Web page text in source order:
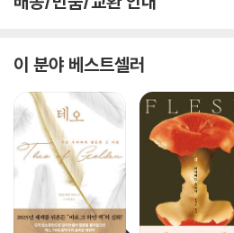
는 대화로도, 내적 독백으로도, 전지적 시
는 조금 어려울 수 있지만, 읽는 사람이 누
남긴다.
더욱이 포스트 인상주의와 프로이트 심리
전이라는 거대한 사건으로 인해 인간을 바
는 시대를 살았던 울프는, 인간의 복잡성
했다. 주인공 클래리사만 봐도, 겉보기에는
부인이지만 친구들은 그녀를 “뼛속까지 속
자”라고 한다. 누구보다 삶을 즐기고 삶을
이 분야 베스트셀러